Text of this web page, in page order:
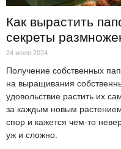
Как вырастить
секреты
24 июля 2024
Получение собственных
на выращивания
удовольствие растить их
за каждым новым
спор и кажется чем-то
уж и сложно.